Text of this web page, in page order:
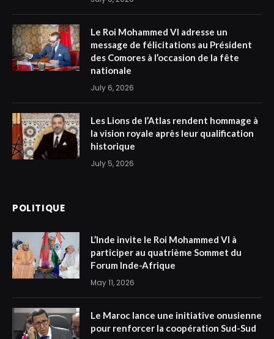
Le Roi Mohammed VI adresse un
message de félicitations au Président
des Comores à l’occasion de la fête
nationale
July 6, 2026
Les Lions de l’Atlas rendent hommage à
la vision royale après leur qualification
historique
July 5, 2026
POLITIQUE
L’Inde invite le Roi Mohammed VI à
participer au quatrième Sommet du
Forum Inde-Afrique
May 11, 2026
Le Maroc lance une initiative onusienne
pour renforcer la coopération Sud-Sud